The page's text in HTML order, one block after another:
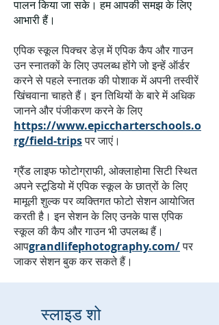
पालन किया जा सके। हम आपकी समझ के लिए
आभारी हैं।
एपिक स्कूल पिक्चर डेज़ में एपिक कैप और गाउन
उन स्नातकों के लिए उपलब्ध होंगे जो इन्हें ऑर्डर
करने से पहले स्नातक की पोशाक में अपनी तस्वीरें
खिंचवाना चाहते हैं। इन तिथियों के बारे में अधिक
जानने और पंजीकरण करने के लिए
https://www.epiccharterschools.o
rg/field-tripsपर जाएं।
ग्रैंड लाइफ फोटोग्राफी, ओक्लाहोमा सिटी स्थित
अपने स्टूडियो में एपिक स्कूल के छात्रों के लिए
मामूली शुल्क पर व्यक्तिगत फोटो सेशन आयोजित
करती है। इन सेशन के लिए उनके पास एपिक
स्कूल की कैप और गाउन भी उपलब्ध हैं।
आपgrandlifephotography.com/पर
जाकर सेशन बुक कर सकते हैं।
स्लाइड शो